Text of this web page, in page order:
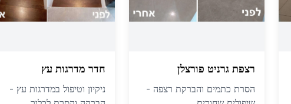
רצפת גרניט פורצלן
הסרת כתמים והברקת רצפה -
חדר מדרגות עץ
ניקיון וטיפול במדרגות עץ -